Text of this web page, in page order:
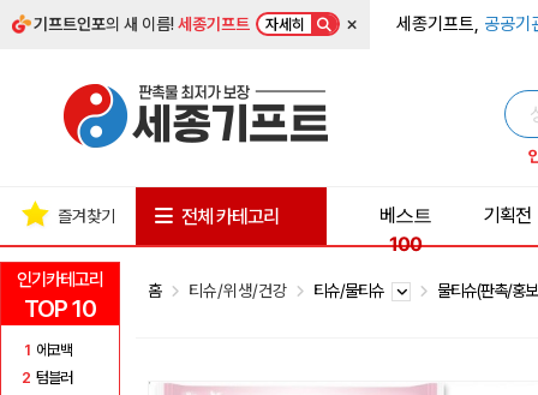
기프트인포의 새 이름!세종기프트 자세히 × 세종기프트, 공공기
인기카테고리
TOP 10
1 에코백
2 텀블러
즐겨찾기 전체 카테고리
베스트
100
기획전
홈 티슈/위생/건강 티슈/물티슈 물티슈(판촉/홍